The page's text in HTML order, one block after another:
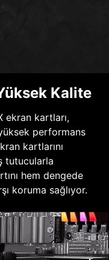
Kalite
ekran kartları,
performans
kartlarını
tutucularla
hem dengede
koruma sağlıyor.